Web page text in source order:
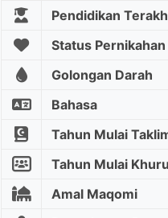
Pendidikan
Status Pernikahan
Golongan Darah
Bahasa
Tahun Mulai
Tahun Mulai
Amal Maqomi